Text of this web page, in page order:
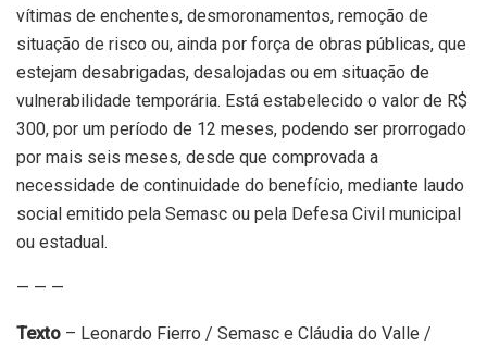
vítimas de enchentes, desmoronamentos, remoção de
situação de risco ou, ainda por força de obras públicas, que
estejam desabrigadas, desalojadas ou em situação de
vulnerabilidade temporária. Está estabelecido o valor de R$
300, por um período de 12 meses, podendo ser prorrogado
por mais seis meses, desde que comprovada a
necessidade de continuidade do benefício, mediante laudo
social emitido pela Semasc ou pela Defesa Civil municipal
ou estadual.
— — —
Texto – Leonardo Fierro / Semasc e Cláudia do Valle /